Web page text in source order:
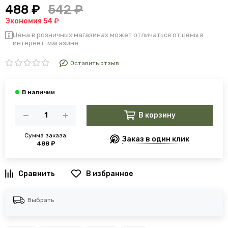
488 ₽ 542 ₽
Экономия 54 ₽
Цена в розничных магазинах может отличаться от цены в
интернет-магазине
Оставить отзыв
Сумма заказа:
488 ₽
В корзину
Заказ в один клик
В избранное
Выбрать